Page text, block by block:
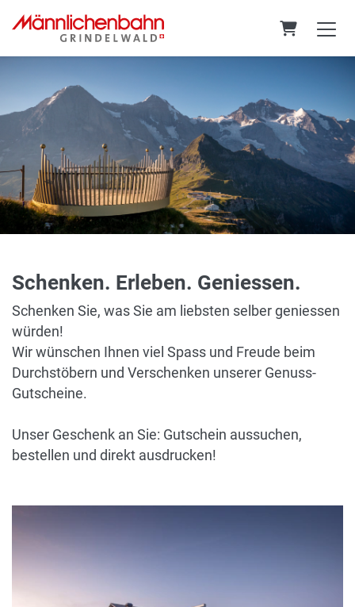
Warenkorb
Schenken. Erleben. Geniessen.
Schenken Sie, was Sie am liebsten selber geniessen
würden!
Wir wünschen Ihnen viel Spass und Freude beim
Durchstöbern und Verschenken unserer Genuss-
Gutscheine.
Unser Geschenk an Sie: Gutschein aussuchen,
bestellen und direkt ausdrucken!